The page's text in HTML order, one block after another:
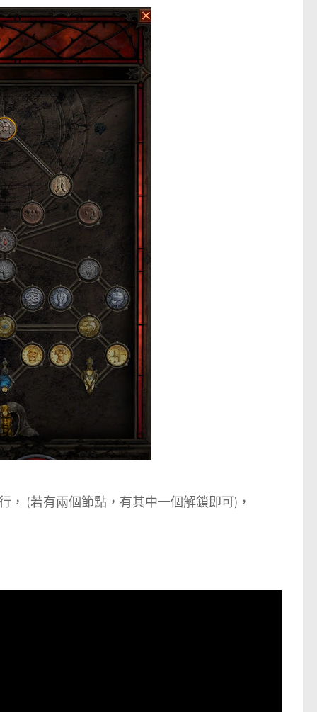
(若有兩個節點，有其中一個解鎖即可)，